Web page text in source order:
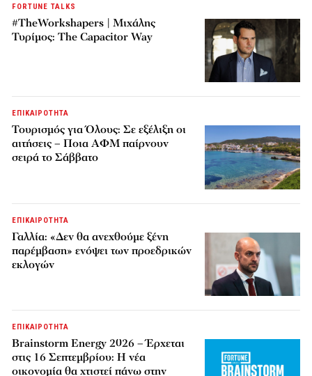
FORTUNE TALKS
#TheWorkshapers | Μιχάλης
Τυρίμος: The Capacitor Way
ΕΠΙΚΑΙΡΟΤΗΤΑ
Τουρισμός για Όλους: Σε εξέλιξη οι
αιτήσεις – Ποια ΑΦΜ παίρνουν
σειρά το Σάββατο
ΕΠΙΚΑΙΡΟΤΗΤΑ
Γαλλία: «Δεν θα ανεχθούμε ξένη
παρέμβαση» ενόψει των προεδρικών
εκλογών
ΕΠΙΚΑΙΡΟΤΗΤΑ
Brainstorm Energy 2026 – Έρχεται
στις 16 Σεπτεμβρίου: Η νέα
οικονομία θα χτιστεί πάνω στην